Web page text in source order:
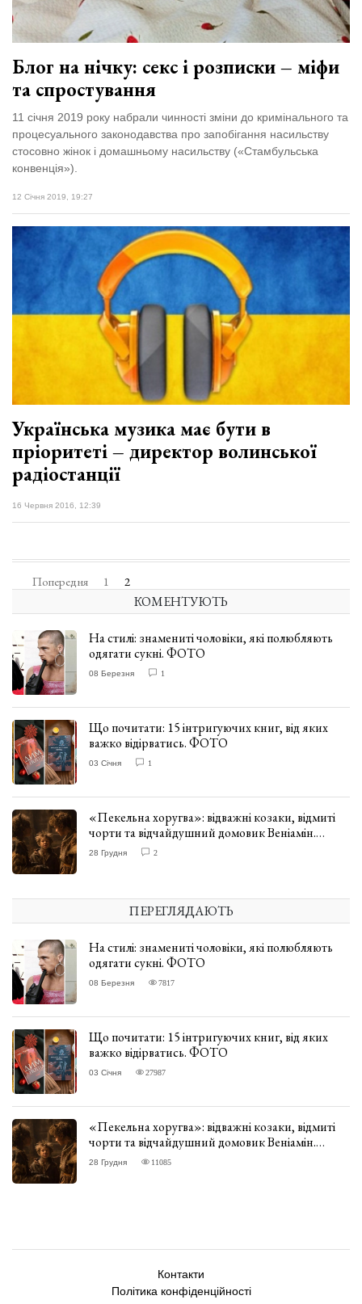
Блог на нічку: секс і розписки – міфи
та спростування
11 січня 2019 року набрали чинності зміни до кримінального та
процесуального законодавства про запобігання насильству
стосовно жінок і домашньому насильству («Стамбульська
конвенція»).
12 Січня 2019, 19:27
Українська музика має бути в
пріоритеті – директор волинської
радіостанції
16 Червня 2016, 12:39
Попередня 1 2
КОМЕНТУЮТЬ
На стилі: знамениті чоловіки, які полюбляють
одягати сукні. ФОТО
08 Березня 1
Що почитати: 15 інтригуючих книг, від яких
важко відірватись. ФОТО
03 Січня 1
«Пекельна хоругва»: відважні козаки, відмиті
чорти та відчайдушний домовик Веніамін.
ВІДГУК
28 Грудня 2
ПЕРЕГЛЯДАЮТЬ
На стилі: знамениті чоловіки, які полюбляють
одягати сукні. ФОТО
08 Березня 7817
Що почитати: 15 інтригуючих книг, від яких
важко відірватись. ФОТО
03 Січня 27987
«Пекельна хоругва»: відважні козаки, відмиті
чорти та відчайдушний домовик Веніамін.
ВІДГУК
28 Грудня 11085
Контакти
Політика конфіденційності